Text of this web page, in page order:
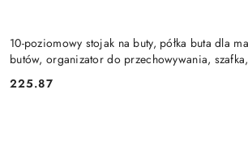
10-poziomowy stojak na buty, półka buta dla
butów, organizator do przechowywania,
Cena:
225.87